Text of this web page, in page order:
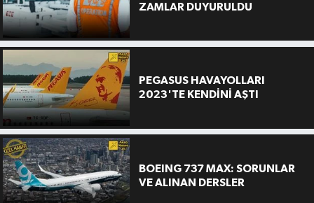
ZAMLAR DUYURULDU
PEGASUS HAVAYOLLARI
2023'TE KENDİNİ AŞTI
BOEING 737 MAX: SORUNLAR
VE ALINAN DERSLER